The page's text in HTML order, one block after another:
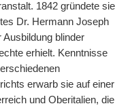
1842 gründete sie
Dr. Hermann Joseph
blinder
erhielt. Kenntnisse
erwarb sie auf einer
und Oberitalien, die